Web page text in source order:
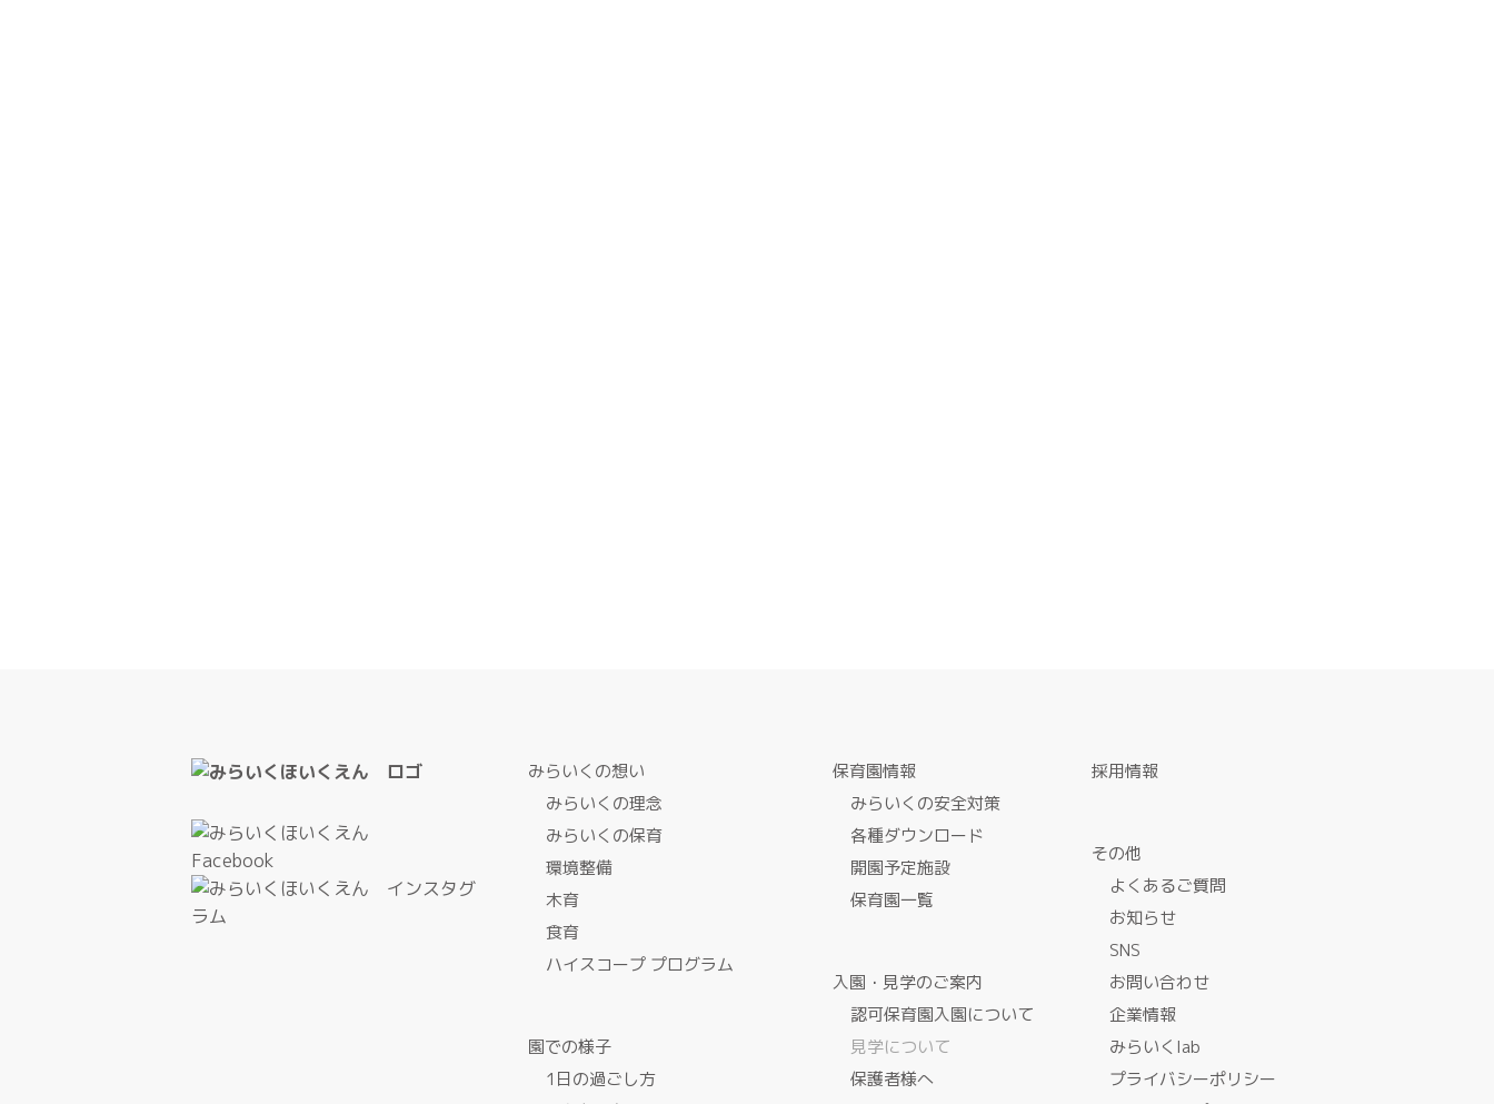
みらいくの想い
みらいくの理念
みらいくの保育
環境整備
木育
食育
ハイスコープ プログラム
園での様子
1日の過ごし方
保育園情報
みらいくの安全対策
各種ダウンロード
開園予定施設
保育園一覧
入園・見学のご案内
認可保育園入園について
見学について
保護者様へ
採用情報
その他
よくあるご質問
お知らせ
SNS
お問い合わせ
企業情報
みらいくlab
プライバシーポリシー